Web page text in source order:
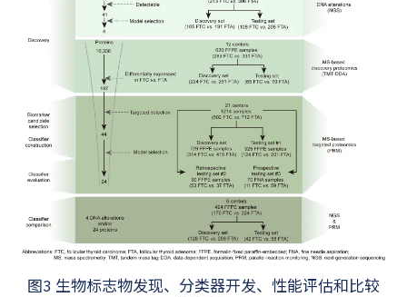
图3 生物标志物发现、分类器开发、性能评估和比较